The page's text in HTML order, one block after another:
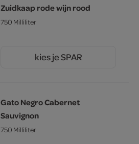
Zuidkaap rode wijn rood
750 Milliliter
kies je SPAR
Gato Negro Cabernet
Sauvignon
750 Milliliter